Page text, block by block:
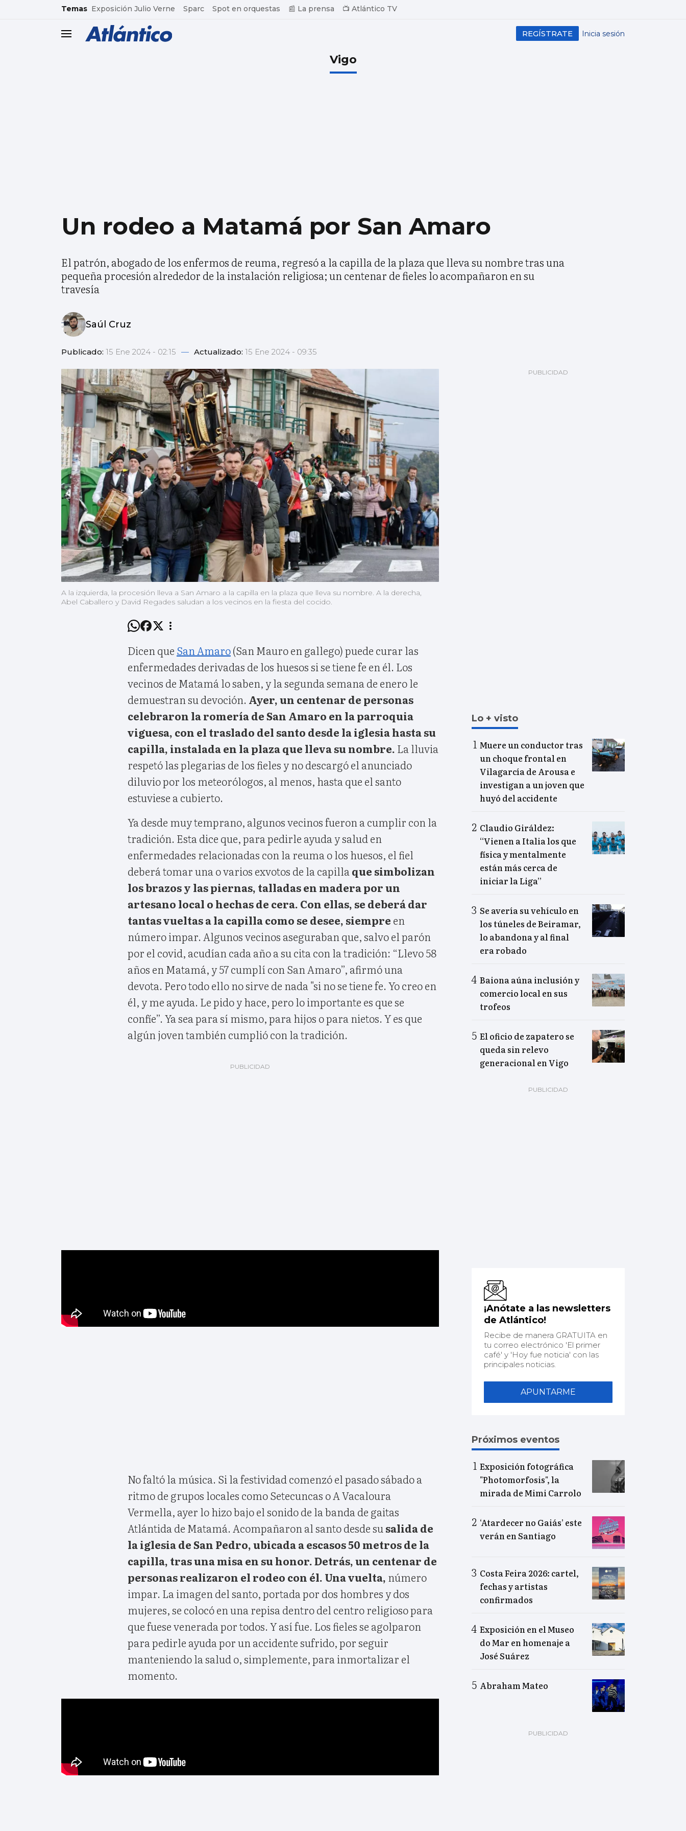
common.go-to-content
Temas Exposición Julio Verne Sparc Spot en orquestas 📰 La prensa 📺 Atlántico TV
header.menu.open Inicia sesión
REGÍSTRATE
Vigo
Un rodeo a Matamá por San Amaro
El patrón, abogado de los enfermos de reuma, regresó a la capilla de la plaza que lleva su nombre tras una
pequeña procesión alrededor de la instalación religiosa; un centenar de fieles lo acompañaron en su
travesía
Saúl Cruz
Publicado: 15 Ene 2024 - 02:15 — Actualizado: 15 Ene 2024 - 09:35
A la izquierda, la procesión lleva a San Amaro a la capilla en la plaza que lleva su nombre. A la derecha,
Abel Caballero y David Regades saludan a los vecinos en la fiesta del cocido.
Dicen que San Amaro(San Mauro en gallego) puede curar las
enfermedades derivadas de los huesos si se tiene fe en él. Los
vecinos de Matamá lo saben, y la segunda semana de enero le
demuestran su devoción. Ayer, un centenar de personas
celebraron la romería de San Amaro en la parroquia
viguesa, con el traslado del santo desde la iglesia hasta su
capilla, instalada en la plaza que lleva su nombre. La lluvia
respetó las plegarias de los fieles y no descargó el anunciado
diluvio por los meteorólogos, al menos, hasta que el santo
estuviese a cubierto.
Ya desde muy temprano, algunos vecinos fueron a cumplir con la
tradición. Esta dice que, para pedirle ayuda y salud en
enfermedades relacionadas con la reuma o los huesos, el fiel
deberá tomar una o varios exvotos de la capilla que simbolizan
los brazos y las piernas, talladas en madera por un
artesano local o hechas de cera. Con ellas, se deberá dar
tantas vueltas a la capilla como se desee, siempre en
número impar. Algunos vecinos aseguraban que, salvo el parón
por el covid, acudían cada año a su cita con la tradición: “Llevo 58
años en Matamá, y 57 cumplí con San Amaro”, afirmó una
devota. Pero todo ello no sirve de nada "si no se tiene fe. Yo creo en
él, y me ayuda. Le pido y hace, pero lo importante es que se
confíe”. Ya sea para sí mismo, para hijos o para nietos. Y es que
algún joven también cumplió con la tradición.
No faltó la música. Si la festividad comenzó el pasado sábado a
ritmo de grupos locales como Setecuncas o A Vacaloura
Vermella, ayer lo hizo bajo el sonido de la banda de gaitas
Atlántida de Matamá. Acompañaron al santo desde su salida de
la iglesia de San Pedro, ubicada a escasos 50 metros de la
capilla, tras una misa en su honor. Detrás, un centenar de
personas realizaron el rodeo con él. Una vuelta, número
impar. La imagen del santo, portada por dos hombres y dos
mujeres, se colocó en una repisa dentro del centro religioso para
que fuese venerada por todos. Y así fue. Los fieles se agolparon
para pedirle ayuda por un accidente sufrido, por seguir
manteniendo la salud o, simplemente, para inmortalizar el
momento.
Lo + visto
Muere un conductor tras
un choque frontal en
Vilagarcía de Arousa e
investigan a un joven que
huyó del accidente
Claudio Giráldez:
“Vienen a Italia los que
física y mentalmente
están más cerca de
iniciar la Liga”
Se avería su vehículo en
los túneles de Beiramar,
lo abandona y al final
era robado
Baiona aúna inclusión y
comercio local en sus
trofeos
El oficio de zapatero se
queda sin relevo
generacional en Vigo
¡Anótate a las newsletters
de Atlántico!
Recibe de manera GRATUITA en
tu correo electrónico 'El primer
café' y 'Hoy fue noticia' con las
principales noticias.
APUNTARME
Próximos eventos
Exposición fotográfica
"Photomorfosis", la
mirada de Mimi Carrolo
‘Atardecer no Gaiás’ este
verán en Santiago
Costa Feira 2026: cartel,
fechas y artistas
confirmados
Exposición en el Museo
do Mar en homenaje a
José Suárez
Abraham Mateo